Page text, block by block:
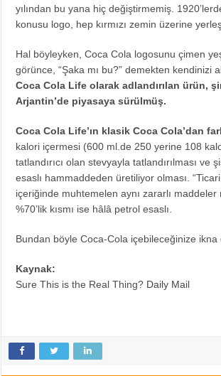
yılından bu yana hiç değiştirmemiş.
konusu logo, hep kırmızı zemin üzerine
Hal böyleyken, Coca Cola logosunu çimen
görünce, “Şaka mı bu?” demekten kendinizi
Coca Cola Life olarak adlandırılan ürün,
Arjantin’de piyasaya sürülmüş.
Coca Cola Life’ın klasik Coca Cola’dan
kalori içermesi (600 ml.de 250 yerine 108
tatlandırıcı olan stevyayla tatlandırılması ve
esaslı hammaddeden üretiliyor olması. “Ticari
içeriğinde muhtemelen aynı zararlı maddeler
%70’lik kısmı ise hâlâ petrol esaslı.
Bundan böyle Coca-Cola içebileceğinize
Kaynak:
Sure This is the Real Thing? Daily Mail